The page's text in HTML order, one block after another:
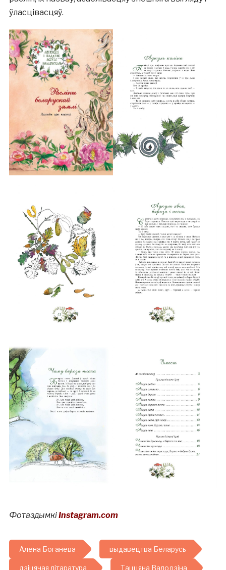
ўласцівасцяў.
ФотаздымкіInstagram.com
Алена Боганева выдавецтва Беларусь
дзіцячая літаратура Таццяна Валодзіна